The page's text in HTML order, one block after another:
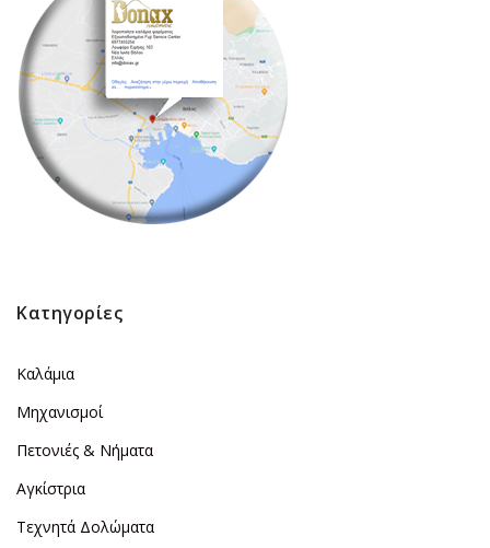
Κατηγορίες
Καλάμια
Μηχανισμοί
Πετονιές & Νήματα
Αγκίστρια
Τεχνητά Δολώματα